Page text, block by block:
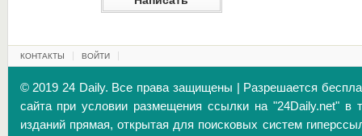
КОНТАКТЫ ВОЙТИ
© 2019 24 Daily. Все права защищены | Разрешается
сайта при условии размещения ссылки на "24Daily.net" в
изданий прямая, открытая для поисковых систем